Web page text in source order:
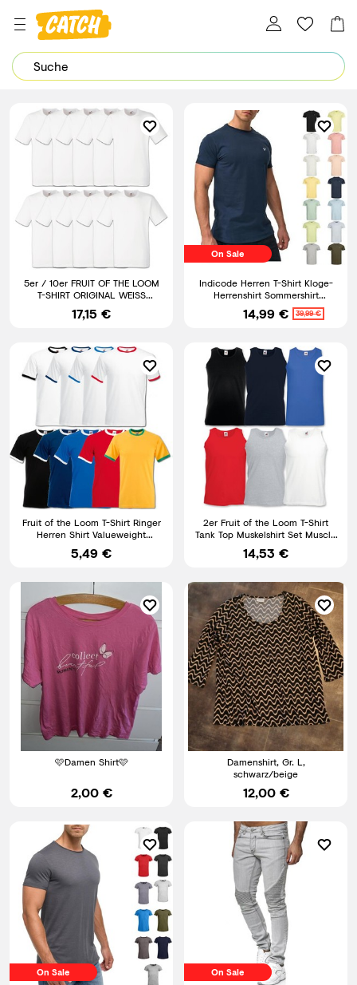
Dein Password wurde erfolgreich geändert.
5er / 10er FRUIT OF THE LOOM
T-SHIRT ORIGINAL WEISS
HERREN SHIRT - S M L XL XXL
17,15 €
On Sale
Indicode Herren T-Shirt Kloge-
Herrenshirt Sommershirt
Rundhals Shirt Männer
14,99 € 39,99 €
Fruit of the Loom T-Shirt Ringer
Herren Shirt Valueweight
Baumwolle S M L XL XXL
5,49 €
2er Fruit of the Loom T-Shirt
Tank Top Muskelshirt Set Muscle
Shirt Herren Shirt
14,53 €
🩷Damen Shirt🩷
2,00 €
Damenshirt, Gr. L,
schwarz/beige
12,00 €
On Sale On Sale